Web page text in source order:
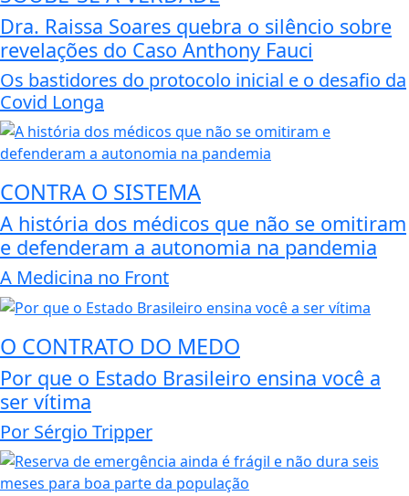
Dra. Raissa Soares quebra o silêncio sobre
revelações do Caso Anthony Fauci
Os bastidores do protocolo inicial e o desafio da
Covid Longa
CONTRA O SISTEMA
A história dos médicos que não se omitiram
e defenderam a autonomia na pandemia
A Medicina no Front
O CONTRATO DO MEDO
Por que o Estado Brasileiro ensina você a
ser vítima
Por Sérgio Tripper